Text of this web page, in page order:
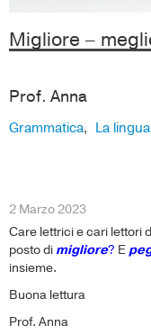
Migliore –
Prof. Anna
Grammatica, La
2 Marzo 2023
Care lettrici e cari lettori
posto di migliore? E
insieme.
Buona lettura
Prof. Anna